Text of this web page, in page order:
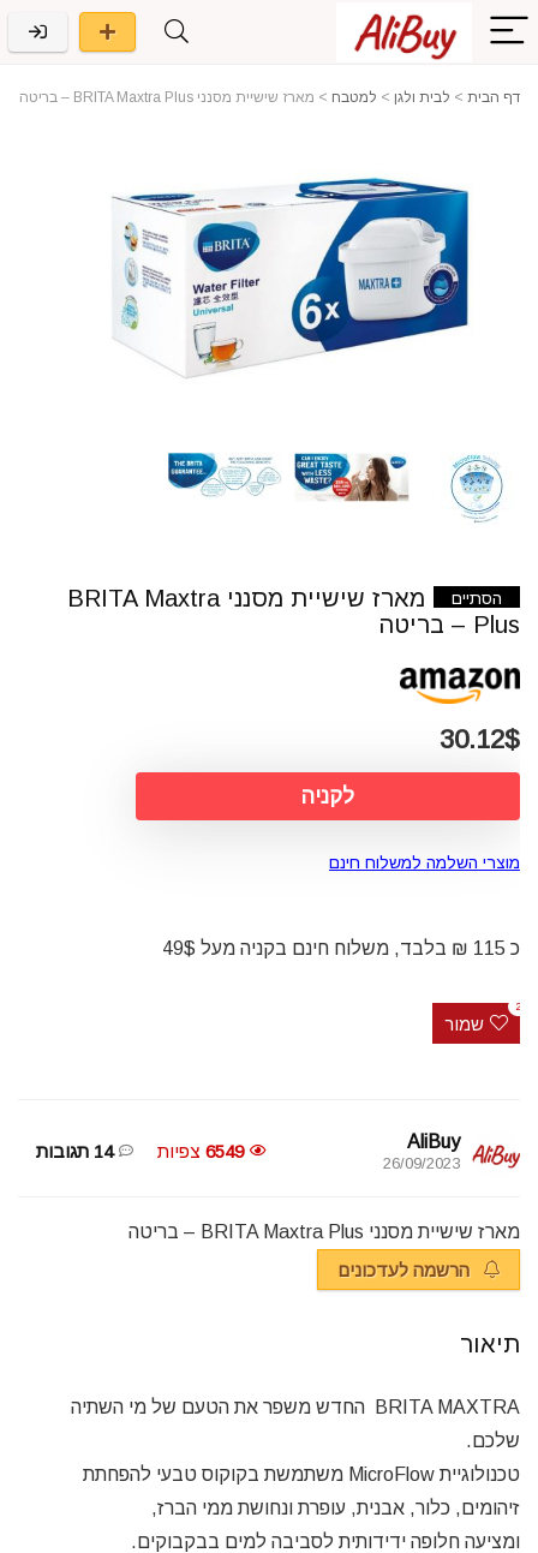
דף הבית > לבית ולגן > למטבח > מארז שישיית מסנני BRITA Maxtra Plus – בריטה
הסתיים
מארז שישיית מסנני BRITA Maxtra
Plus – בריטה
30.12$
לקניה
מוצרי השלמה למשלוח חינם
כ 115 ₪ בלבד, משלוח חינם בקניה מעל 49$
שמור
2
AliBuy
26/09/2023
6549 צפיות 14 תגובות
מארז שישיית מסנני BRITA Maxtra Plus – בריטה
הרשמה לעדכונים
תיאור
BRITA MAXTRA החדש משפר את הטעם של מי השתיה
שלכם.
טכנולוגיית MicroFlow משתמשת בקוקוס טבעי להפחתת
זיהומים, כלור, אבנית, עופרת ונחושת ממי הברז,
ומציעה חלופה ידידותית לסביבה למים בבקבוקים.